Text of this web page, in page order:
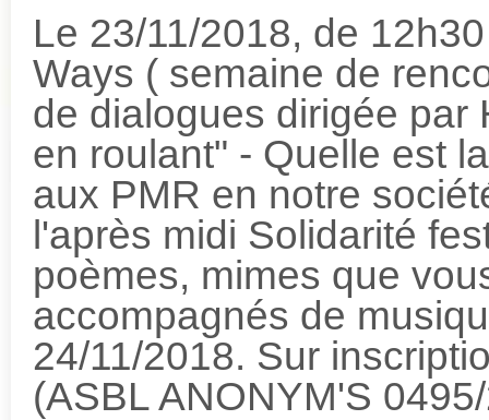
Le 23/11/2018, de
Ways ( semaine de
de dialogues dirigée par
en roulant" - Quelle est
aux PMR en notre
l'après midi Solidarité
poèmes, mimes que
accompagnés de
24/11/2018. Sur
(ASBL ANONYM'S